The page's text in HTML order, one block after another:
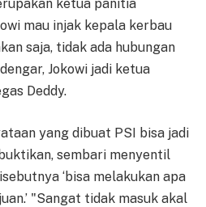
ketua panitia
mau injak kepala kerbau
saja, tidak ada hubungan
Jokowi jadi ketua
Deddy.
yang dibuat PSI bisa jadi
sembari menyentil
‘bisa melakukan apa
"Sangat tidak masuk akal